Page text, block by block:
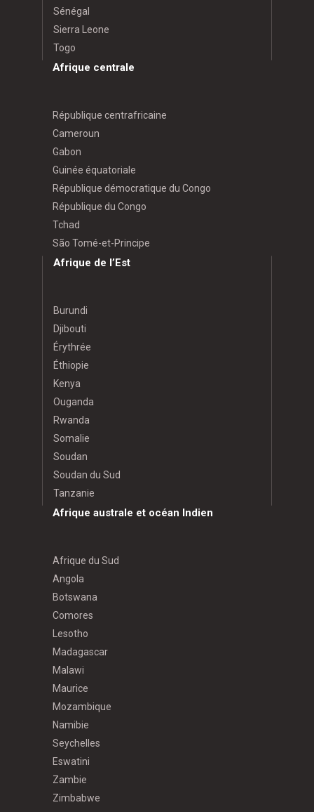
Sénégal
Sierra Leone
Togo
Afrique centrale
République centrafricaine
Cameroun
Gabon
Guinée équatoriale
République démocratique du Congo
République du Congo
Tchad
São Tomé-et-Principe
Afrique de l’Est
Burundi
Djibouti
Érythrée
Éthiopie
Kenya
Ouganda
Rwanda
Somalie
Soudan
Soudan du Sud
Tanzanie
Afrique australe et océan Indien
Afrique du Sud
Angola
Botswana
Comores
Lesotho
Madagascar
Malawi
Maurice
Mozambique
Namibie
Seychelles
Eswatini
Zambie
Zimbabwe